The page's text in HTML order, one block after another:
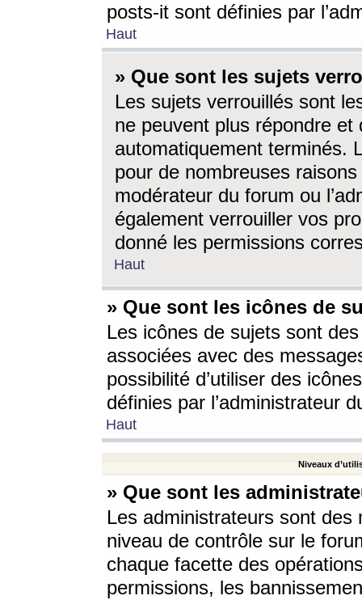
posts-it sont définies par
Haut
» Que sont les sujets
Les sujets verrouillés sont
ne peuvent plus répondre
automatiquement terminés.
pour de nombreuses
modérateur du forum ou
également verrouiller vos
donné les permissions
Haut
» Que sont les icônes de
Les icônes de sujets sont
associées avec des
possibilité d’utiliser des
définies par l’administrateur
Haut
Niveaux
» Que sont les
Les administrateurs sont
niveau de contrôle sur le
chaque facette des
permissions, les